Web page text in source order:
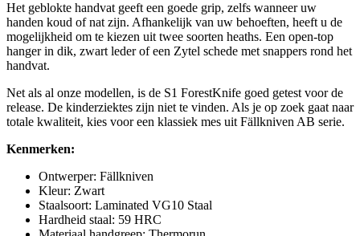
Het geblokte handvat geeft een goede grip, zelfs wanneer uw
handen koud of nat zijn. Afhankelijk van uw behoeften, heeft u de
mogelijkheid om te kiezen uit twee soorten heaths. Een open-top
hanger in dik, zwart leder of een Zytel schede met snappers rond het
handvat.
Net als al onze modellen, is de S1 ForestKnife goed getest voor de
release. De kinderziektes zijn niet te vinden. Als je op zoek gaat naar
totale kwaliteit, kies voor een klassiek mes uit Fällkniven AB serie.
Kenmerken:
Ontwerper: Fällkniven
Kleur: Zwart
Staalsoort: Laminated VG10 Staal
Hardheid staal: 59 HRC